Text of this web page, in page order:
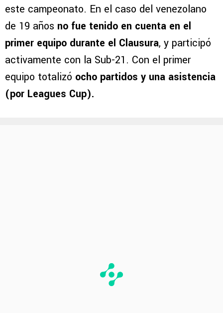
este campeonato. En el caso del venezolano
de 19 años no fue tenido en cuenta en el
primer equipo durante el Clausura, y participó
activamente con la Sub-21. Con el primer
equipo totalizó ocho partidos y una asistencia
(por Leagues Cup).